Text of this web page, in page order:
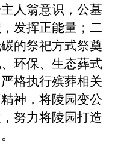
人翁意识，公墓
发挥正能量；二
的祭祀方式祭奠
环保、生态葬式
格执行殡葬相关
神，将陵园变公
努力将陵园打造